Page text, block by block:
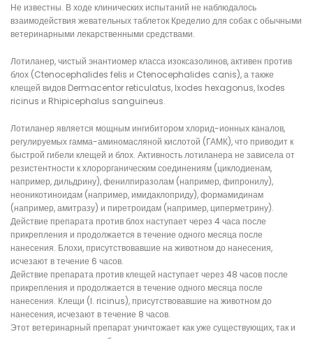
Не известны. В ходе клинических испытаний не наблюдалось
взаимодействия жевательных таблеток Кределио для собак с обычными
ветеринарными лекарственными средствами.
Лотиланер, чистый энантиомер класса изоксазолинов, активен против
блох (Ctenocephalides felis и Ctenocephalides canis), а также
клещей видов Dermacentor reticulatus, Ixodes hexagonus, Ixodes
ricinus и Rhipicephalus sanguineus.
Лотиланер является мощным ингибитором хлорид-ионных каналов,
регулируемых гамма-аминомасляной кислотой (ГАМК), что приводит к
быстрой гибели клещей и блох. Активность лотиланера не зависела от
резистентности к хлорорганическим соединениям (циклодиенам,
например, дильдрину), фенилпиразолам (например, фипронилу),
неоникотиноидам (например, имидаклоприду), формамидинам
(например, амитразу) и пиретроидам (например, циперметрину).
Действие препарата против блох наступает через 4 часа после
прикрепления и продолжается в течение одного месяца после
нанесения. Блохи, присутствовавшие на животном до нанесения,
исчезают в течение 6 часов.
Действие препарата против клещей наступает через 48 часов после
прикрепления и продолжается в течение одного месяца после
нанесения. Клещи (I. ricinus), присутствовавшие на животном до
нанесения, исчезают в течение 8 часов.
Этот ветеринарный препарат уничтожает как уже существующих, так и